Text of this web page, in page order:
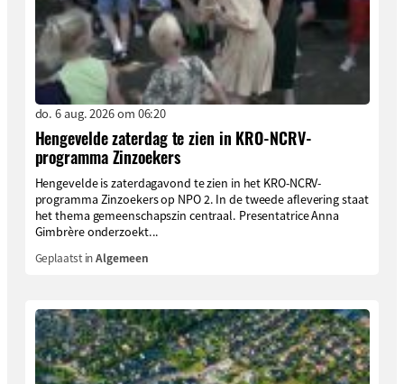
do. 6 aug. 2026 om 06:20
Hengevelde zaterdag te zien in KRO-NCRV-
programma Zinzoekers
Hengevelde is zaterdagavond te zien in het KRO-NCRV-
programma Zinzoekers op NPO 2. In de tweede aflevering staat
het thema gemeenschapszin centraal. Presentatrice Anna
Gimbrère onderzoekt...
Geplaatst inAlgemeen